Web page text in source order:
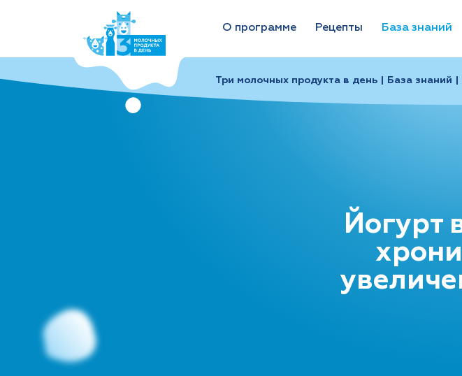
О программе Рецепты База знаний
Три молочных продукта в день | База знаний
Йогурт